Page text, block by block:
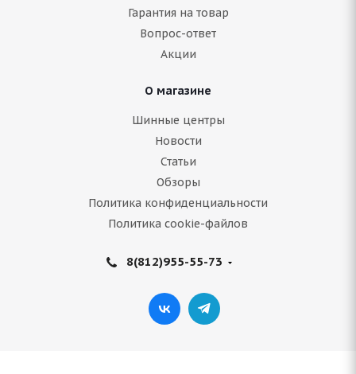
Гарантия на товар
Вопрос-ответ
Акции
О магазине
Шинные центры
Новости
Статьи
Обзоры
Политика конфиденциальности
Политика cookie-файлов
8(812)955-55-73